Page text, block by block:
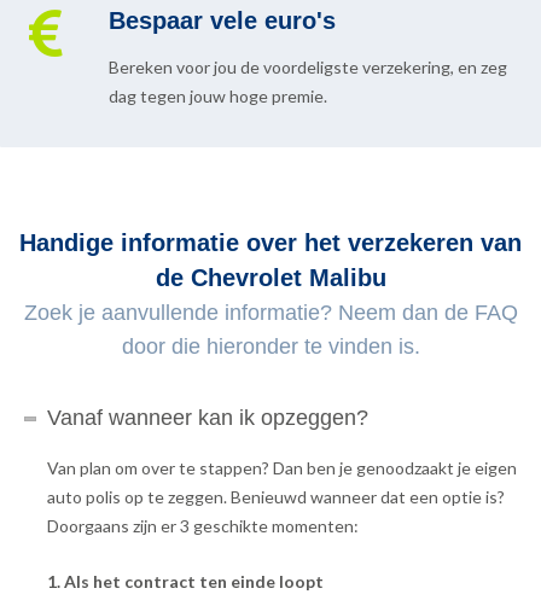
Bespaar vele euro's
Bereken voor jou de voordeligste verzekering, en zeg
dag tegen jouw hoge premie.
Handige informatie over het verzekeren van
de Chevrolet Malibu
Zoek je aanvullende informatie? Neem dan de FAQ
door die hieronder te vinden is.
Vanaf wanneer kan ik opzeggen?
Van plan om over te stappen? Dan ben je genoodzaakt je eigen
auto polis op te zeggen. Benieuwd wanneer dat een optie is?
Doorgaans zijn er 3 geschikte momenten:
1. Als het contract ten einde loopt